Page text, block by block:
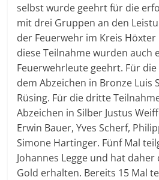
selbst wurde geehrt für die
mit drei Gruppen an den
der Feuerwehr im Kreis Höxter
diese Teilnahme wurden auch
Feuerwehrleute geehrt. Für
dem Abzeichen in Bronze Luis
Rüsing. Für die dritte
Abzeichen in Silber Justus
Erwin Bauer, Yves Scherf,
Simone Hartinger. Fünf Mal
Johannes Legge und hat daher
Gold erhalten. Bereits 15 Mal